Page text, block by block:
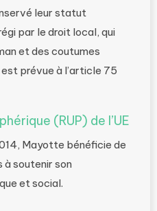
leur statut
par le droit local, qui
et des coutumes
prévue à l’article 75
(RUP) de l’UE
Mayotte bénéficie de
à soutenir son
et social.